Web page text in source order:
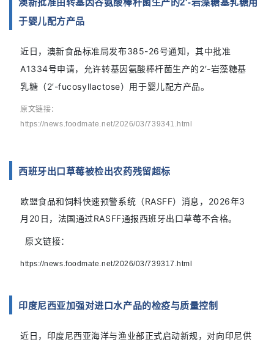
澳新批准由转基因谷氨酸棒杆菌生产的2′-岩藻糖基乳糖用
于婴儿配方产品
近日 ， 澳新食品标准局发布385-26号通知，其中批准
A1334号申请，允许转基因氨酸棒杆菌生产的2′-岩藻糖基
乳糖（2′-fucosyllactose）用于婴儿配方产品。
原文链接：
https://news.foodmate.net/2026/03/739341.html
西班牙出口草莓被检出农药残留超标
欧盟食品和饲料快速预警系统（RASFF）消息，2026年3
月20日，法国通过RASFF通报西班牙出口草莓不合格。
原文链接：
https://news.foodmate.net/2026/03/739317.html
印度尼西亚加强对进口水产品的检疫与质量控制
近日， 印度尼西亚海洋与渔业部正式启动新规，对向印尼供